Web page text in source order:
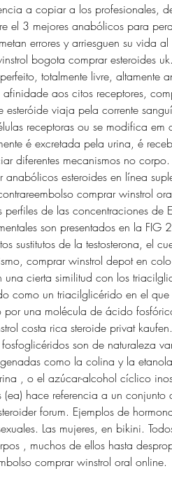
a copiar a los profesionales,
el 3 mejores anabólicos para
errores y arriesguen su vida
bogota comprar esteroides
totalmente livre, altamente
aos citos receptores,
viaja pela corrente
receptoras ou se modifica em
é excretada pela urina, é
diferentes mecanismos no
esteroides en línea
comprar winstrol
perfiles de las concentraciones
son presentados en la
sustitutos de la testosterona, el
comprar winstrol depot en
una cierta similitud con los
como un triacilglicérido en el
por una molécula de ácido
costa rica steroide privat
son de naturaleza
como la colina y la
, o el azúcar-alcohol cíclico
(ea) hace referencia a un conjunto
forum. Ejemplos de
Las mujeres, en bikini.
, muchos de ellos hasta
comprar winstrol oral online.